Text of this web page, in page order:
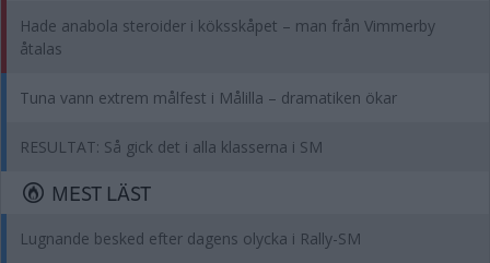
Hade anabola steroider i köksskåpet – man från Vimmerby
åtalas
Tuna vann extrem målfest i Målilla – dramatiken ökar
RESULTAT: Så gick det i alla klasserna i SM
MEST LÄST
Lugnande besked efter dagens olycka i Rally-SM